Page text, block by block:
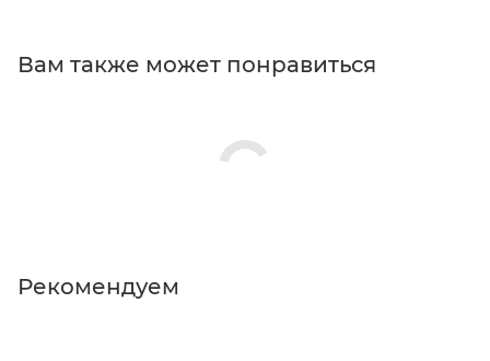
Вам также может понравиться
Рекомендуем